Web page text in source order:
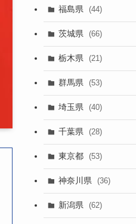
福島県 (44)
茨城県 (66)
栃木県 (21)
群馬県 (53)
埼玉県 (40)
千葉県 (28)
東京都 (53)
神奈川県 (36)
新潟県 (62)